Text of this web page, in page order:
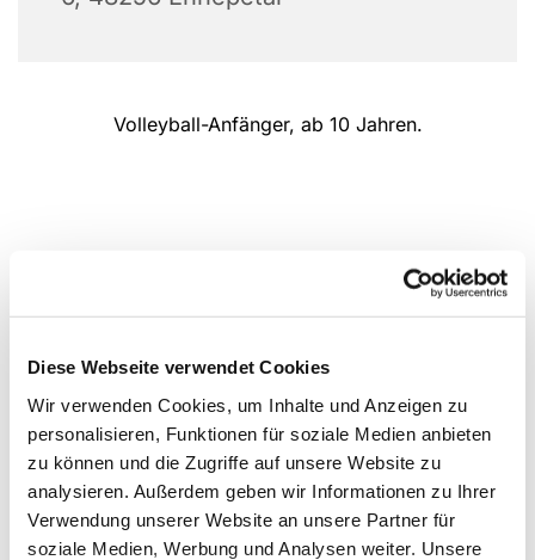
Diese Webseite verwendet Cookies
Wir verwenden Cookies, um Inhalte und Anzeigen zu
personalisieren, Funktionen für soziale Medien anbieten
zu können und die Zugriffe auf unsere Website zu
analysieren. Außerdem geben wir Informationen zu Ihrer
Verwendung unserer Website an unsere Partner für
soziale Medien, Werbung und Analysen weiter. Unsere
Volleyball-Anfänger, ab 10 Jahren.